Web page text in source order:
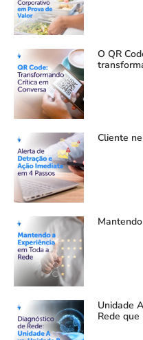
O QR
Cliente
Unidade
Rede